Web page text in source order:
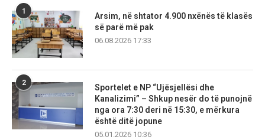
1
Arsim, në shtator 4.900 nxënës të klasës
së parë më pak
06.08.2026 17:33
2
Sportelet e NP “Ujësjellësi dhe
Kanalizimi” – Shkup nesër do të punojnë
nga ora 7:30 deri në 15:30, e mërkura
është ditë jopune
05.01.2026 10:36